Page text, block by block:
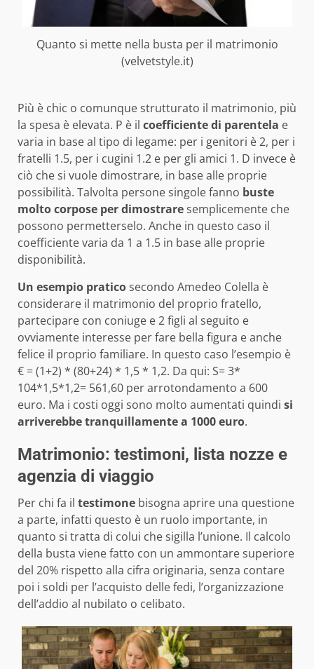
Quanto si mette nella busta per il matrimonio
(velvetstyle.it)
Più è chic o comunque strutturato il matrimonio, più
la spesa è elevata. P è il coefficiente di parentela e
varia in base al tipo di legame: per i genitori è 2, per i
fratelli 1.5, per i cugini 1.2 e per gli amici 1. D invece è
ciò che si vuole dimostrare, in base alle proprie
possibilità. Talvolta persone singole fanno buste
molto corpose per dimostraresemplicemente che
possono permetterselo. Anche in questo caso il
coefficiente varia da 1 a 1.5 in base alle proprie
disponibilità.
Un esempio praticosecondo Amedeo Colella è
considerare il matrimonio del proprio fratello,
partecipare con coniuge e 2 figli al seguito e
ovviamente interesse per fare bella figura e anche
felice il proprio familiare. In questo caso l’esempio è
€ = (1+2) * (80+24) * 1,5 * 1,2. Da qui: S= 3*
104*1,5*1,2= 561,60 per arrotondamento a 600
euro. Ma i costi oggi sono molto aumentati quindi si
arriverebbe tranquillamente a 1000 euro.
Matrimonio: testimoni, lista nozze e
agenzia di viaggio
Per chi fa il testimone bisogna aprire una questione
a parte, infatti questo è un ruolo importante, in
quanto si tratta di colui che sigilla l’unione. Il calcolo
della busta viene fatto con un ammontare superiore
del 20% rispetto alla cifra originaria, senza contare
poi i soldi per l’acquisto delle fedi, l’organizzazione
dell’addio al nubilato o celibato.